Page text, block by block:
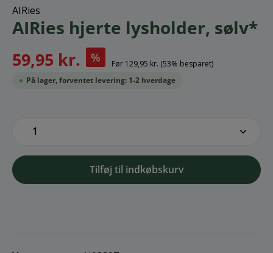
AIRies
AIRies hjerte lysholder, sølv*
59,95 kr. % Før 129,95 kr. (53% besparet)
På lager, forventet levering: 1-2 hverdage
Tilføj til indkøbskurv